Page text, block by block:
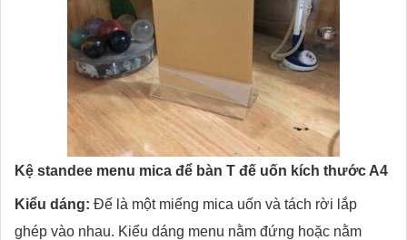
Kệ standee menu mica để bàn T đế uốn kích thước A4
Kiểu dáng: Đế là một miếng mica uốn và tách rời lắp
ghép vào nhau. Kiểu dáng menu nằm đứng hoặc nằm